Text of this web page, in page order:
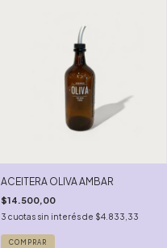
ACEITERA OLIVA AMBAR
$14.500,00
3 cuotas sin interés de $4.833,33